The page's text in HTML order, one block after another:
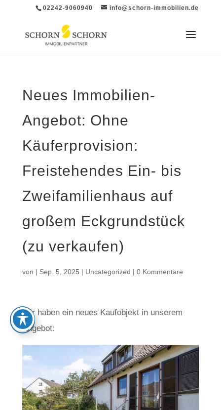
02242-9060940 info@schorn-immobilien.de
Neues Immobilien-
Angebot: Ohne
Käuferprovision:
Freistehendes Ein- bis
Zweifamilienhaus auf
großem Eckgrundstück
(zu verkaufen)
von | Sep. 5, 2025 | Uncategorized | 0 Kommentare
Wir haben ein neues Kaufobjekt in unserem
Angebot: